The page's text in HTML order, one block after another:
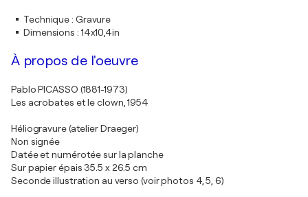
Technique: Gravure
Dimensions : 14x10,4in
À propos de l'oeuvre
Pablo PICASSO (1881-1973)
Les acrobates et le clown, 1954
Héliogravure (atelier Draeger)
Non signée
Datée et numérotée sur la planche
Sur papier épais 35.5 x 26.5 cm
Seconde illustration au verso (voir photos 4, 5, 6)